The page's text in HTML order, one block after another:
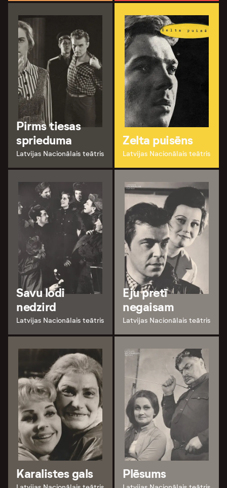
Pirms tiesas
sprieduma
Latvijas Nacionālais teātris
Zelta puisēns
Latvijas Nacionālais teātris
Savu lodi
nedzird
Latvijas Nacionālais teātris
Eju pretī
negaisam
Latvijas Nacionālais teātris
Karalistes gals Plēsums